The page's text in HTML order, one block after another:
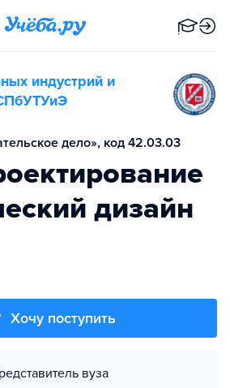
индустрий и
дело», код 42.03.03
дизайн
Хочу поступить
вуза